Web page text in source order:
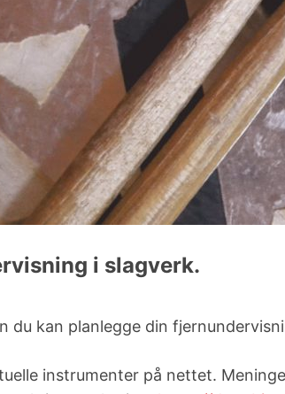
i slagverk.
du kan planlegge din
instrumenter på nettet.